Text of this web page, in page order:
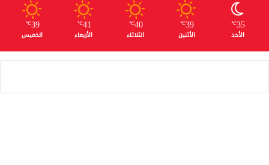
35
℃
الأحد
39
℃
الأثنين
40
℃
الثلاثاء
41
℃
الأربعاء
39
℃
الخميس